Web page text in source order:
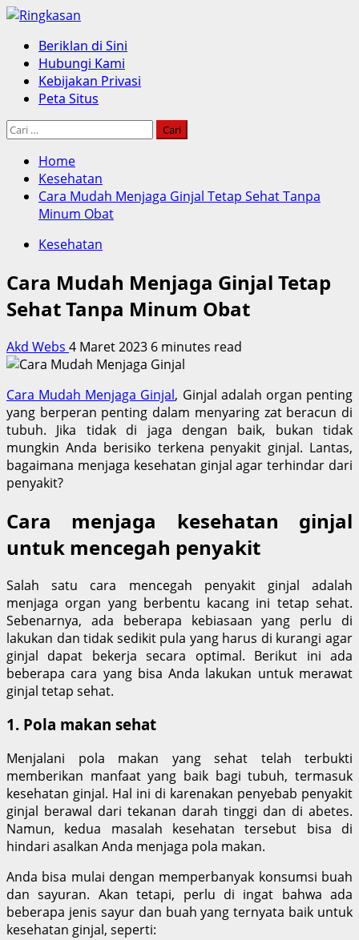
Skip
content
Primary
Menu
Beriklan di Sini
Hubungi Kami
Kebijakan Privasi
Peta Situs
Cari
Home
Kesehatan
Cara Mudah Menjaga Ginjal Tetap Sehat Tanpa
Minum Obat
Kesehatan
Cara Mudah Menjaga Ginjal Tetap
Sehat Tanpa Minum Obat
Akd Webs 4 Maret 2023 6 minutes read
Cara Mudah Menjaga Ginjal, Ginjal adalah organ penting
yang berperan penting dalam menyaring zat beracun di
tubuh. Jika tidak di jaga dengan baik, bukan tidak
mungkin Anda berisiko terkena penyakit ginjal. Lantas,
bagaimana menjaga kesehatan ginjal agar terhindar dari
penyakit?
Cara menjaga kesehatan ginjal
untuk mencegah penyakit
Salah satu cara mencegah penyakit ginjal adalah
menjaga organ yang berbentu kacang ini tetap sehat.
Sebenarnya, ada beberapa kebiasaan yang perlu di
lakukan dan tidak sedikit pula yang harus di kurangi agar
ginjal dapat bekerja secara optimal. Berikut ini ada
beberapa cara yang bisa Anda lakukan untuk merawat
ginjal tetap sehat.
1. Pola makan sehat
Menjalani pola makan yang sehat telah terbukti
memberikan manfaat yang baik bagi tubuh, termasuk
kesehatan ginjal. Hal ini di karenakan penyebab penyakit
ginjal berawal dari tekanan darah tinggi dan di abetes.
Namun, kedua masalah kesehatan tersebut bisa di
hindari asalkan Anda menjaga pola makan.
Anda bisa mulai dengan memperbanyak konsumsi buah
dan sayuran. Akan tetapi, perlu di ingat bahwa ada
beberapa jenis sayur dan buah yang ternyata baik untuk
kesehatan ginjal, seperti: